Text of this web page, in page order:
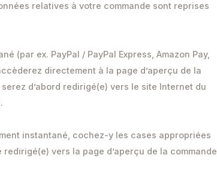
relatives à votre commande sont reprises
(par ex. PayPal / PayPal Express, Amazon Pay,
directement à la page d’aperçu de la
d’abord redirigé(e) vers le site Internet du
instantané, cochez-y les cases appropriées
vers la page d’aperçu de la commande